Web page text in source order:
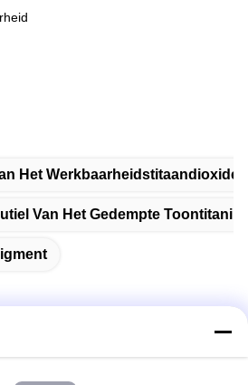
Het Werkbaarheidstitaandioxide
Van Het Gedempte